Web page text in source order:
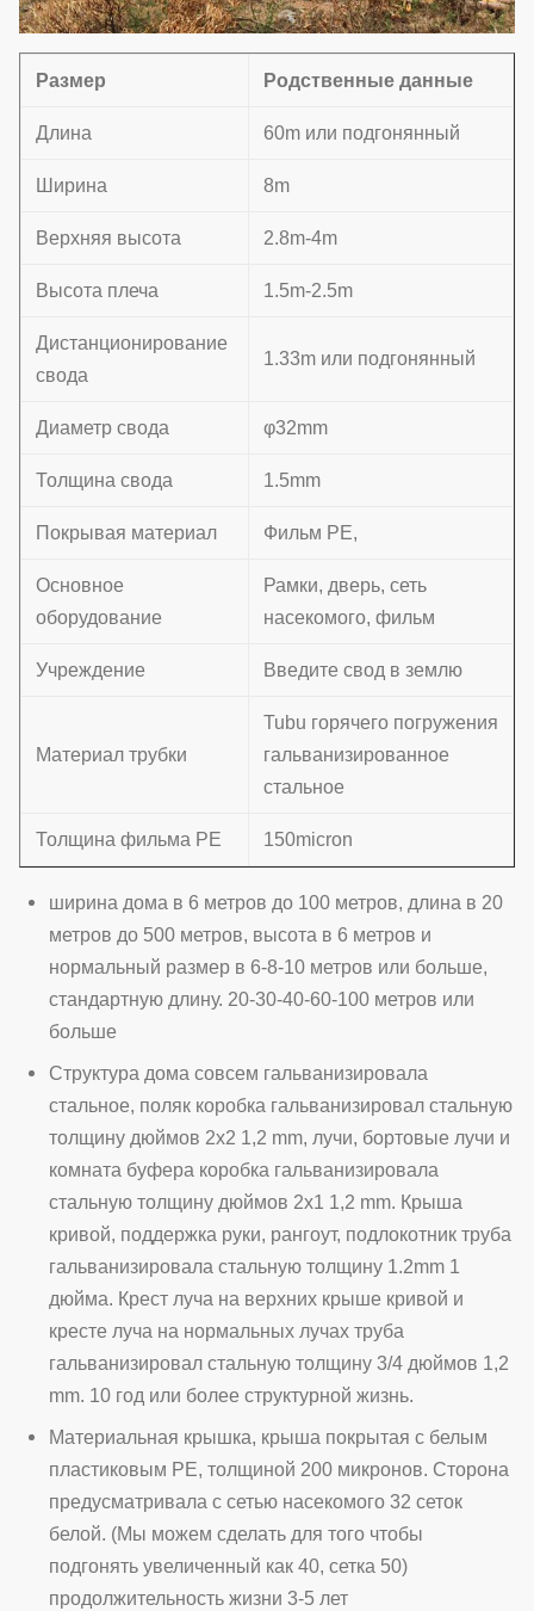
Размер Родственные данные
Длина 60m или подгонянный
Ширина 8m
Верхняя высота 2.8m-4m
Высота плеча 1.5m-2.5m
Дистанционирование
свода
1.33m или подгонянный
Диаметр свода φ32mm
Толщина свода 1.5mm
Покрывая материал Фильм PE,
Основное
оборудование
Рамки, дверь, сеть
насекомого, фильм
Учреждение Введите свод в землю
Материал трубки
Tubu горячего погружения
гальванизированное
стальное
Толщина фильма PE 150micron
ширина дома в 6 метров до 100 метров, длина в 20
метров до 500 метров, высота в 6 метров и
нормальный размер в 6-8-10 метров или больше,
стандартную длину. 20-30-40-60-100 метров или
больше
Структура дома совсем гальванизировала
стальное, поляк коробка гальванизировал стальную
толщину дюймов 2x2 1,2 mm, лучи, бортовые лучи и
комната буфера коробка гальванизировала
стальную толщину дюймов 2x1 1,2 mm. Крыша
кривой, поддержка руки, рангоут, подлокотник труба
гальванизировала стальную толщину 1.2mm 1
дюйма. Крест луча на верхних крыше кривой и
кресте луча на нормальных лучах труба
гальванизировал стальную толщину 3/4 дюймов 1,2
mm. 10 год или более структурной жизнь.
Материальная крышка, крыша покрытая с белым
пластиковым PE, толщиной 200 микронов. Сторона
предусматривала с сетью насекомого 32 сеток
белой. (Мы можем сделать для того чтобы
подгонять увеличенный как 40, сетка 50)
продолжительность жизни 3-5 лет